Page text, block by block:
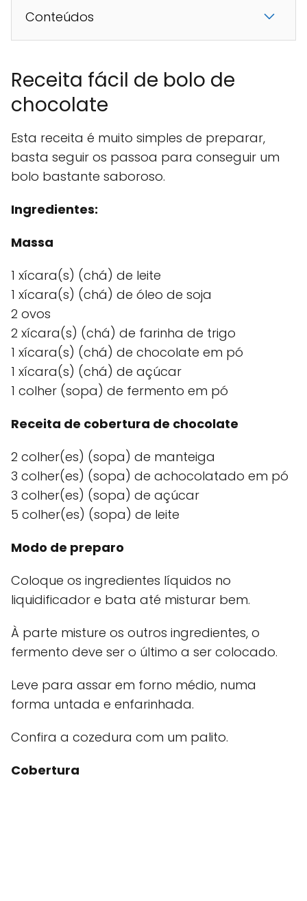
Conteúdos
Receita fácil de bolo de
chocolate
Esta receita é muito simples de preparar,
basta seguir os passoa para conseguir um
bolo bastante saboroso.
Ingredientes:
Massa
1 xícara(s) (chá) de leite
1 xícara(s) (chá) de óleo de soja
2 ovos
2 xícara(s) (chá) de farinha de trigo
1 xícara(s) (chá) de chocolate em pó
1 xícara(s) (chá) de açúcar
1 colher (sopa) de fermento em pó
Receita de cobertura de chocolate
2 colher(es) (sopa) de manteiga
3 colher(es) (sopa) de achocolatado em pó
3 colher(es) (sopa) de açúcar
5 colher(es) (sopa) de leite
Modo de preparo
Coloque os ingredientes líquidos no
liquidificador e bata até misturar bem.
À parte misture os outros ingredientes, o
fermento deve ser o último a ser colocado.
Leve para assar em forno médio, numa
forma untada e enfarinhada.
Confira a cozedura com um palito.
Cobertura